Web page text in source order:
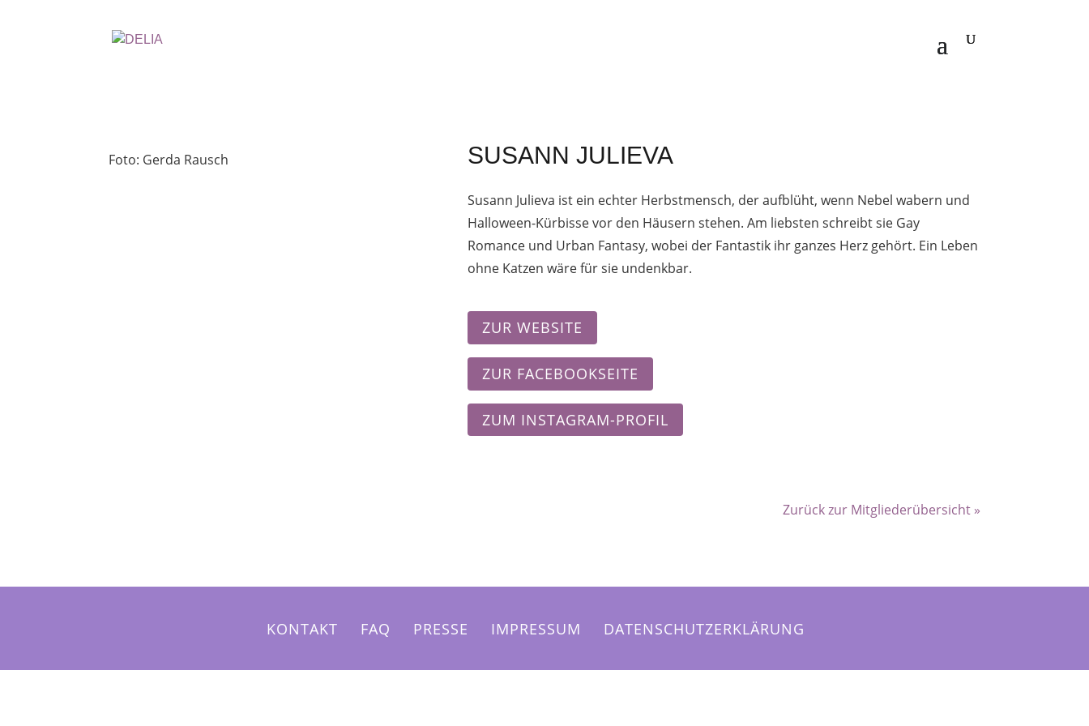
Foto: Gerda Rausch SUSANN JULIEVA
Susann Julieva ist ein echter Herbstmensch, der aufblüht, wenn Nebel wabern und
Halloween-Kürbisse vor den Häusern stehen. Am liebsten schreibt sie Gay
Romance und Urban Fantasy, wobei der Fantastik ihr ganzes Herz gehört. Ein Leben
ohne Katzen wäre für sie undenkbar.
ZUR WEBSITE
ZUR FACEBOOKSEITE
ZUM INSTAGRAM-PROFIL
Zurück zur Mitgliederübersicht »
KONTAKT FAQ PRESSE IMPRESSUM DATENSCHUTZERKLÄRUNG